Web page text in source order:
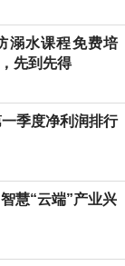
溺水课程免费培
先到先得
季度净利润排行
慧“云端”产业兴